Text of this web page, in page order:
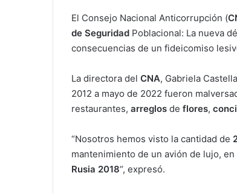
El Consejo Nacional Anticorrupción (
de Seguridad Poblacional: La nueva
consecuencias de un fideicomiso
La directora del CNA, Gabriela
2012 a mayo de 2022 fueron
restaurantes, arreglos de flores,
“Nosotros hemos visto la cantidad de
mantenimiento de un avión de lujo,
Rusia 2018“, expresó.